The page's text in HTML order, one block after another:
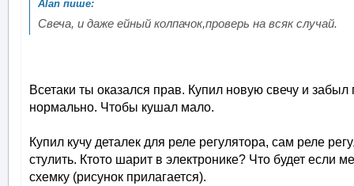
Свеча, и даже ейный колпачок,проверь на всяк случай.
Всетаки ты оказался прав. Купил новую свечу и
нормально. Чтобы кушал мало.
Купил кучу деталек для реле регулятора, сам реле
стулить. Ктото шарит в электронике? Что будет если
схемку (рисунок прилагается).